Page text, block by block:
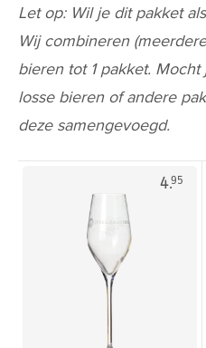
Let op: Wil je dit pakket
Wij combineren
bieren tot 1 pakket.
losse bieren of andere
deze samengevoegd.
4.95